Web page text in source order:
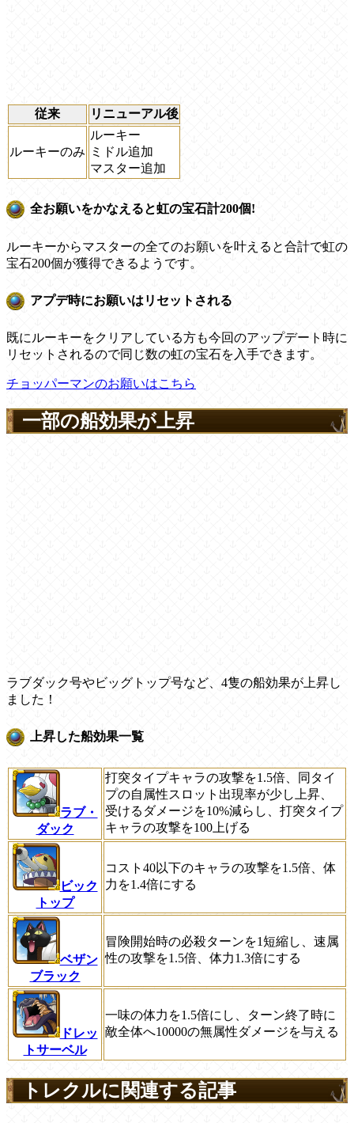
従来 リニューアル後
ルーキーのみ
ルーキー
ミドル追加
マスター追加
全お願いをかなえると虹の宝石計200個!
ルーキーからマスターの全てのお願いを叶えると合計で虹の
宝石200個が獲得できるようです。
アプデ時にお願いはリセットされる
既にルーキーをクリアしている方も今回のアップデート時に
リセットされるので同じ数の虹の宝石を入手できます。
チョッパーマンのお願いはこちら
一部の船効果が上昇
ラブダック号やビッグトップ号など、4隻の船効果が上昇し
ました！
上昇した船効果一覧
ラブ・
ダック
打突タイプキャラの攻撃を1.5倍、同タイ
プの自属性スロット出現率が少し上昇、
受けるダメージを10%減らし、打突タイプ
キャラの攻撃を100上げる
ビック
トップ
コスト40以下のキャラの攻撃を1.5倍、体
力を1.4倍にする
ベザン
ブラック
冒険開始時の必殺ターンを1短縮し、速属
性の攻撃を1.5倍、体力1.3倍にする
ドレッ
トサーベル
一味の体力を1.5倍にし、ターン終了時に
敵全体へ10000の無属性ダメージを与える
トレクルに関連する記事